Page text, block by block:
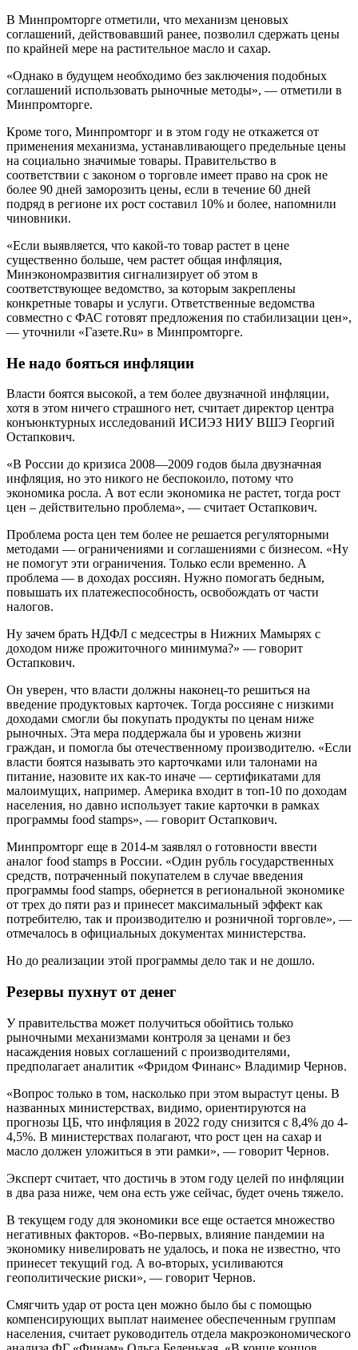
В Минпромторге отметили, что механизм ценовых
соглашений, действовавший ранее, позволил сдержать цены
по крайней мере на растительное масло и сахар.
«Однако в будущем необходимо без заключения подобных
соглашений использовать рыночные методы», — отметили в
Минпромторге.
Кроме того, Минпромторг и в этом году не откажется от
применения механизма, устанавливающего предельные цены
на социально значимые товары. Правительство в
соответствии с законом о торговле имеет право на срок не
более 90 дней заморозить цены, если в течение 60 дней
подряд в регионе их рост составил 10% и более, напомнили
чиновники.
«Если выявляется, что какой-то товар растет в цене
существенно больше, чем растет общая инфляция,
Минэкономразвития сигнализирует об этом в
соответствующее ведомство, за которым закреплены
конкретные товары и услуги. Ответственные ведомства
совместно с ФАС готовят предложения по стабилизации цен»,
— уточнили «Газете.Ru» в Минпромторге.
Не надо бояться инфляции
Власти боятся высокой, а тем более двузначной инфляции,
хотя в этом ничего страшного нет, считает директор центра
конъюнктурных исследований ИСИЭЗ НИУ ВШЭ Георгий
Остапкович.
«В России до кризиса 2008—2009 годов была двузначная
инфляция, но это никого не беспокоило, потому что
экономика росла. А вот если экономика не растет, тогда рост
цен – действительно проблема», — считает Остапкович.
Проблема роста цен тем более не решается регуляторными
методами — ограничениями и соглашениями с бизнесом. «Ну
не помогут эти ограничения. Только если временно. А
проблема — в доходах россиян. Нужно помогать бедным,
повышать их платежеспособность, освобождать от части
налогов.
Ну зачем брать НДФЛ с медсестры в Нижних Мамырях с
доходом ниже прожиточного минимума?» — говорит
Остапкович.
Он уверен, что власти должны наконец-то решиться на
введение продуктовых карточек. Тогда россияне с низкими
доходами смогли бы покупать продукты по ценам ниже
рыночных. Эта мера поддержала бы и уровень жизни
граждан, и помогла бы отечественному производителю. «Если
власти боятся называть это карточками или талонами на
питание, назовите их как-то иначе — сертификатами для
малоимущих, например. Америка входит в топ-10 по доходам
населения, но давно использует такие карточки в рамках
программы food stamps», — говорит Остапкович.
Минпромторг еще в 2014-м заявлял о готовности ввести
аналог food stamps в России. «Один рубль государственных
средств, потраченный покупателем в случае введения
программы food stamps, обернется в региональной экономике
от трех до пяти раз и принесет максимальный эффект как
потребителю, так и производителю и розничной торговле», —
отмечалось в официальных документах министерства.
Но до реализации этой программы дело так и не дошло.
Резервы пухнут от денег
У правительства может получиться обойтись только
рыночными механизмами контроля за ценами и без
насаждения новых соглашений с производителями,
предполагает аналитик «Фридом Финанс» Владимир Чернов.
«Вопрос только в том, насколько при этом вырастут цены. В
названных министерствах, видимо, ориентируются на
прогнозы ЦБ, что инфляция в 2022 году снизится с 8,4% до 4-
4,5%. В министерствах полагают, что рост цен на сахар и
масло должен уложиться в эти рамки», — говорит Чернов.
Эксперт считает, что достичь в этом году целей по инфляции
в два раза ниже, чем она есть уже сейчас, будет очень тяжело.
В текущем году для экономики все еще остается множество
негативных факторов. «Во-первых, влияние пандемии на
экономику нивелировать не удалось, и пока не известно, что
принесет текущий год. А во-вторых, усиливаются
геополитические риски», — говорит Чернов.
Смягчить удар от роста цен можно было бы с помощью
компенсирующих выплат наименее обеспеченным группам
населения, считает руководитель отдела макроэкономического